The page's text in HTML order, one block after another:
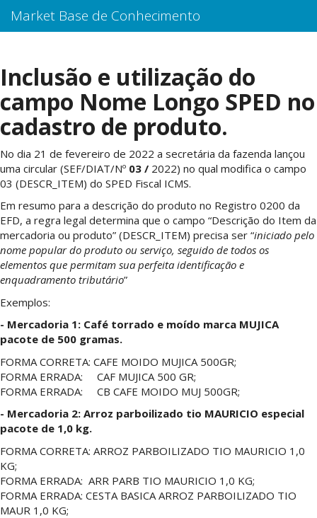
Market Base de Conhecimento
Inclusão e utilização do
campo Nome Longo SPED no
cadastro de produto.
No dia 21 de fevereiro de 2022 a secretária da fazenda lançou
uma circular (SEF/DIAT/Nº 03 / 2022) no qual modifica o campo
03 (DESCR_ITEM) do SPED Fiscal ICMS.
Em resumo para a descrição do produto no Registro 0200 da
EFD, a regra legal determina que o campo “Descrição do Item da
mercadoria ou produto” (DESCR_ITEM) precisa ser “iniciado pelo
nome popular do produto ou serviço, seguido de todos os
elementos que permitam sua perfeita identificação e
enquadramento tributário”
Exemplos:
- Mercadoria 1: Café torrado e moído marca MUJICA
pacote de 500 gramas.
FORMA CORRETA: CAFE MOIDO MUJICA 500GR;
FORMA ERRADA: CAF MUJICA 500 GR;
FORMA ERRADA: CB CAFE MOIDO MUJ 500GR;
- Mercadoria 2: Arroz parboilizado tio MAURICIO especial
pacote de 1,0 kg.
FORMA CORRETA: ARROZ PARBOILIZADO TIO MAURICIO 1,0
KG;
FORMA ERRADA: ARR PARB TIO MAURICIO 1,0 KG;
FORMA ERRADA: CESTA BASICA ARROZ PARBOILIZADO TIO
MAUR 1,0 KG;